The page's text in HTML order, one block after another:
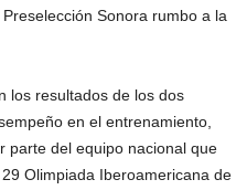
Sonora rumbo a la
los resultados de los dos
en el entrenamiento,
parte del equipo nacional que
Olimpiada Iberoamericana de